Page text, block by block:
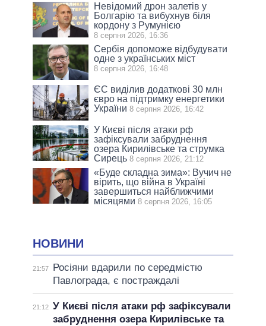
Невідомий дрон залетів у
Болгарію та вибухнув біля
кордону з Румунією
8 серпня 2026, 16:36
Сербія допоможе відбудувати
одне з українських міст
8 серпня 2026, 16:48
ЄС виділив додаткові 30 млн
євро на підтримку енергетики
України 8 серпня 2026, 16:42
У Києві після атаки рф
зафіксували забруднення
озера Кирилівське та струмка
Сирець 8 серпня 2026, 21:12
«Буде складна зима»: Вучич не
вірить, що війна в Україні
завершиться найближчими
місяцями 8 серпня 2026, 16:05
НОВИНИ
21:57
Росіяни вдарили по середмістю
Павлограда, є постраждалі
21:12 У Києві після атаки рф зафіксували
забруднення озера Кирилівське та